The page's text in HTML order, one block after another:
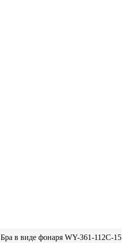
Бра в виде фонаря WY-361-112C-15